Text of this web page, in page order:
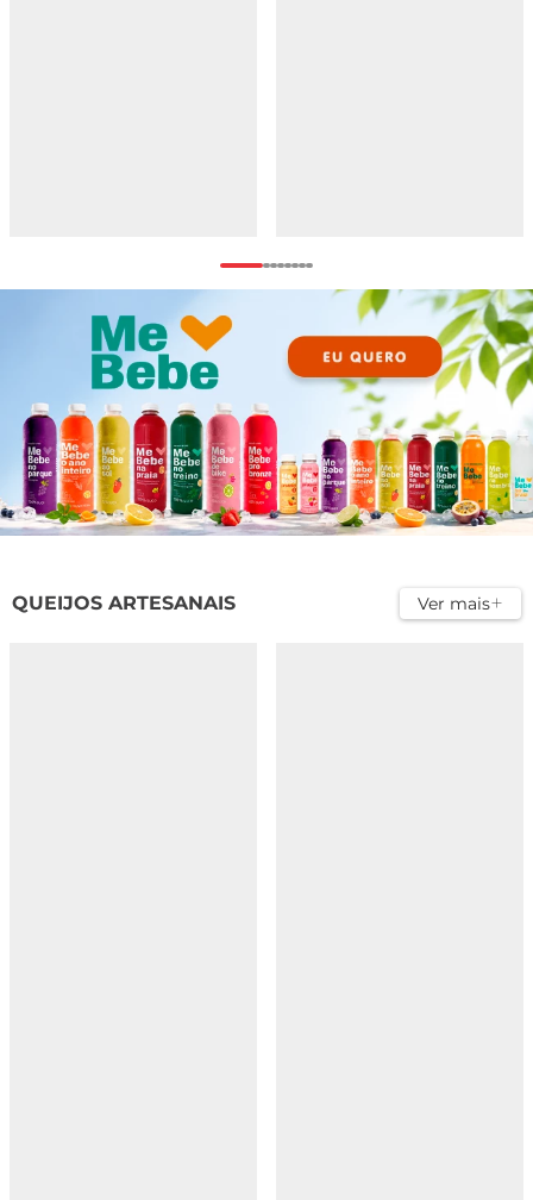
QUEIJOS ARTESANAIS Ver mais